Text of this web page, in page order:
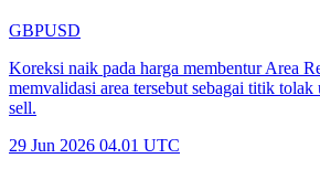
GBPUSD
Koreksi naik pada harga membentur Area
memvalidasi area tersebut sebagai titik
sell.
29 Jun 2026 04.01 UTC